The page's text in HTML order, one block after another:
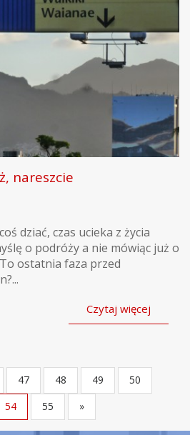
nareszcie
dziać, czas ucieka z życia
o podróży a nie mówiąc już o
ostatnia faza przed
Czytaj więcej
47 48 49
50
54 55 »